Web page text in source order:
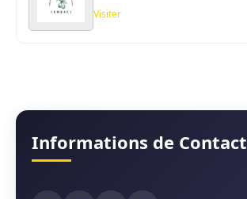
Visiter
Informations de Contact